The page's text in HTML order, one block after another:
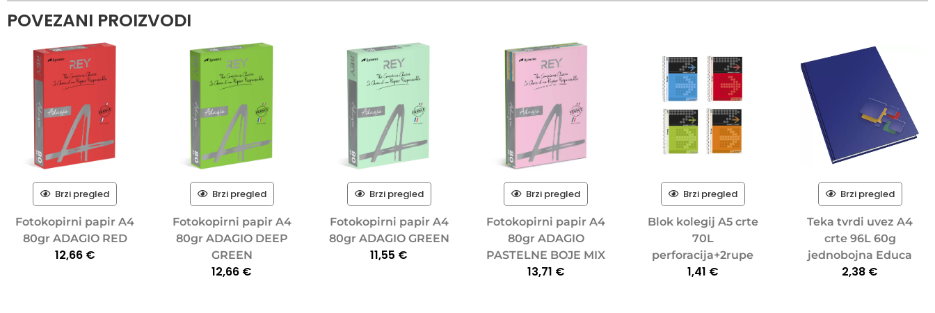
POVEZANI PROIZVODI
Brzi pregled
Fotokopirni papir A4
80gr ADAGIO RED
12,66 €
Brzi pregled
Fotokopirni papir A4
80gr ADAGIO DEEP
GREEN
12,66 €
Brzi pregled
Fotokopirni papir A4
80gr ADAGIO GREEN
11,55 €
Brzi pregled
Fotokopirni papir A4
80gr ADAGIO
PASTELNE BOJE MIX
13,71 €
Brzi pregled
Blok kolegij A5 crte
70L
perforacija+2rupe
1,41 €
Brzi pregled
Teka tvrdi uvez A4
crte 96L 60g
jednobojna Educa
2,38 €